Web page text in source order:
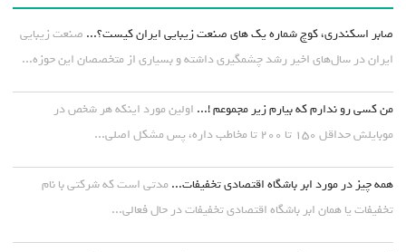
صابر اسکندری، کوچ شماره یک های صنعت زیبایی ایران کیست؟... صنعت زیبایی
ایران در سال‌های اخیر رشد چشمگیری داشته و بسیاری از متخصصان این حوزه...
من کسی رو ندارم که بیارم زیر مجموعم !... اولین مورد اینکه هر شخص در
موبایلش حداقل ۱۵۰ تا ۲۰۰ تا مخاطب داره، پس مشکل اصلی...
همه چیز در مورد ابر باشگاه اقتصادی تخفیفات... مدتی است که شرکتی با نام
تخفیفات یا همان ابر باشگاه اقتصادی تخفیفات در حال فعالی...